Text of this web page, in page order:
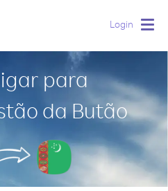
Login
para
da Butão